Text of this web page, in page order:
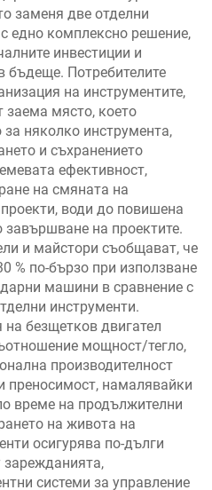
заменя две отделни
едно комплексно решение,
инвестиции и
бъдеще. Потребителите
на инструментите,
заема място, което
няколко инструмента,
и съхранението
ефективност,
на смяната на
води до повишена
завършване на проектите.
и майстори съобщават, че
% по-бързо при използване
машини в сравнение с
инструменти.
на безщетков двигател
мощност/тегло,
производителност
преносимост, намалявайки
време на продължителни
на живота на
осигурява по-дълги
системи за управление